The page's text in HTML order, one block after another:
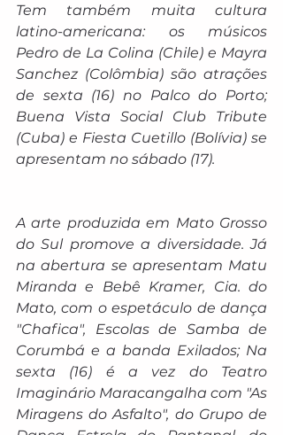
Tem também muita cultura
latino-americana: os músicos
Pedro de La Colina (Chile) e Mayra
Sanchez (Colômbia) são atrações
de sexta (16) no Palco do Porto;
Buena Vista Social Club Tribute
(Cuba) e Fiesta Cuetillo (Bolívia) se
apresentam no sábado (17).
A arte produzida em Mato Grosso
do Sul promove a diversidade. Já
na abertura se apresentam Matu
Miranda e Bebê Kramer, Cia. do
Mato, com o espetáculo de dança
"Chafica", Escolas de Samba de
Corumbá e a banda Exilados; Na
sexta (16) é a vez do Teatro
Imaginário Maracangalha com "As
Miragens do Asfalto", do Grupo de